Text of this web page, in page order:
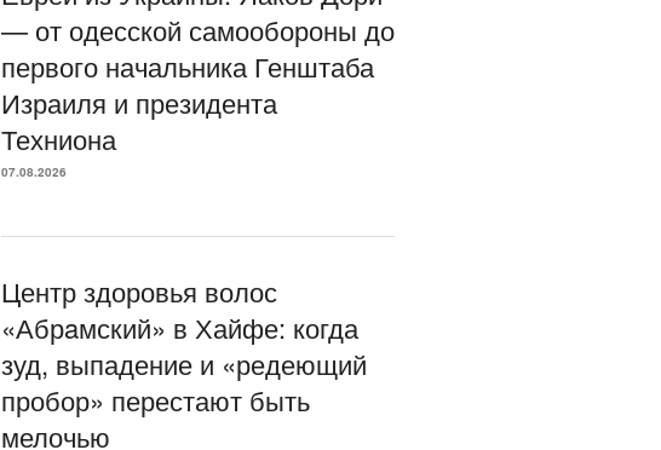
— от одесской самообороны до
первого начальника Генштаба
Израиля и президента
Техниона
07.08.2026
Центр здоровья волос
«Абрaмский» в Хайфе: когда
зуд, выпадение и «редеющий
пробор» перестают быть
мелочью